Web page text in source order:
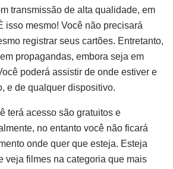
transmissão de alta qualidade, em
isso mesmo! Você não precisará
registrar seus cartões. Entretanto,
propagandas, embora seja em
poderá assistir de onde estiver e
e de qualquer dispositivo.
terá acesso são gratuitos e
no entanto você não ficará
onde quer que esteja. Esteja
veja filmes na categoria que mais